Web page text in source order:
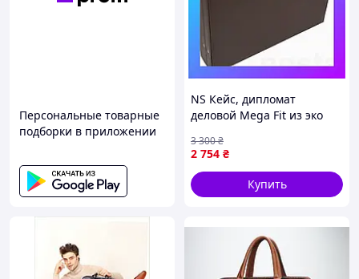
Персональные товарные
подборки в приложении
NS Кейс, дипломат
деловой Mega Fit из эко
Nes22/Q
2 754 ₴
3 300₴
Купить